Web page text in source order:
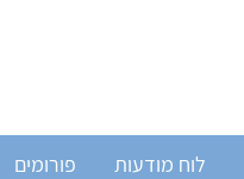
לוח מודעות פורומים